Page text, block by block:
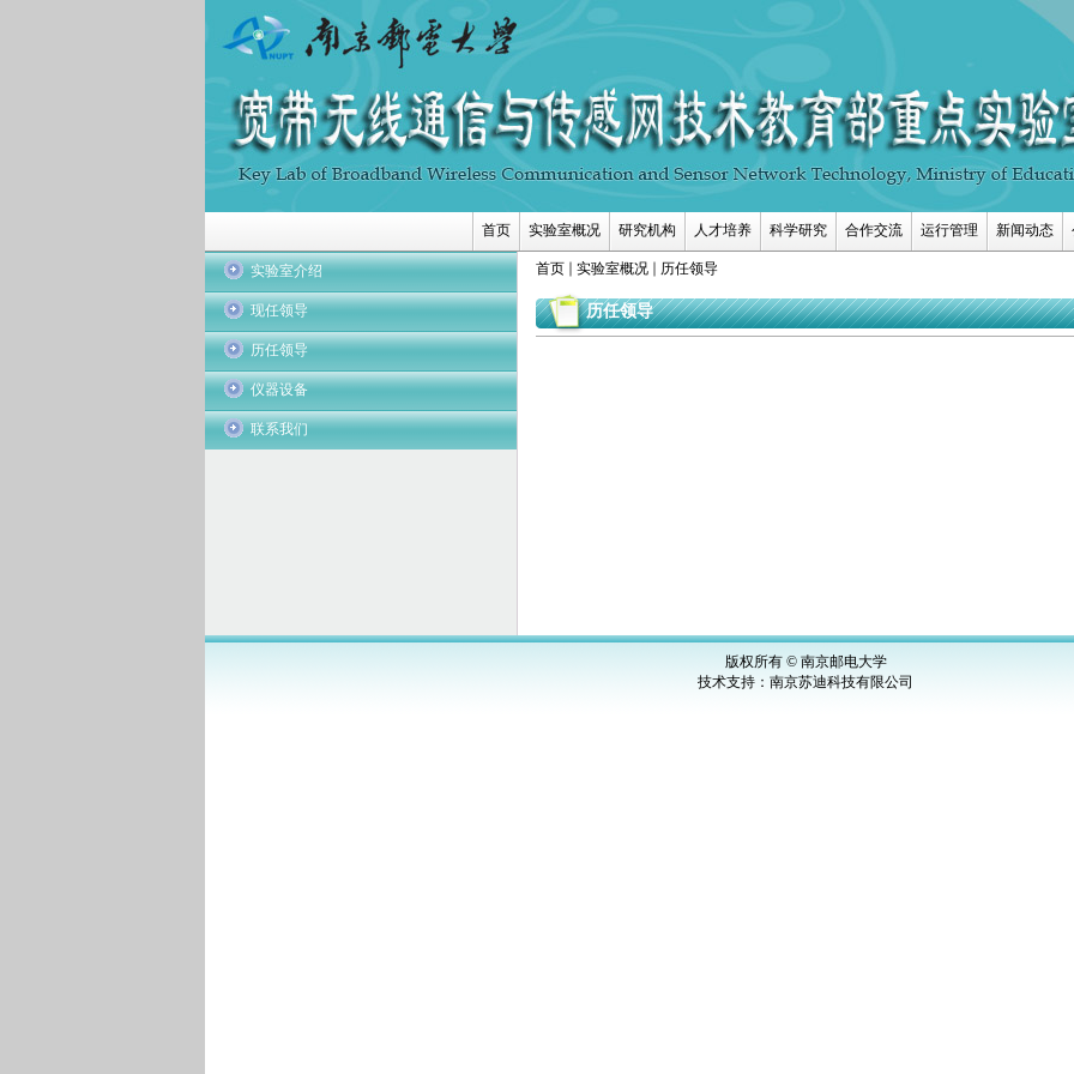
首页 实验室概况 研究机构 人才培养 科学研究 合作交流 运行管理 新闻动态
实验室介绍
现任领导
历任领导
仪器设备
联系我们
首页 实验室概况 历任领导
历任领导
版权所有 © 南京邮电大学
技术支持： 南京苏迪科技有限公司